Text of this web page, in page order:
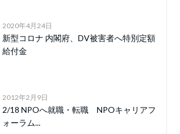
2020年4月24日
新型コロナ 内閣府、DV被害者へ特別定額
給付金
2012年2月9日
2/18 NPOへ就職・転職 NPOキャリアフ
ォーラム...